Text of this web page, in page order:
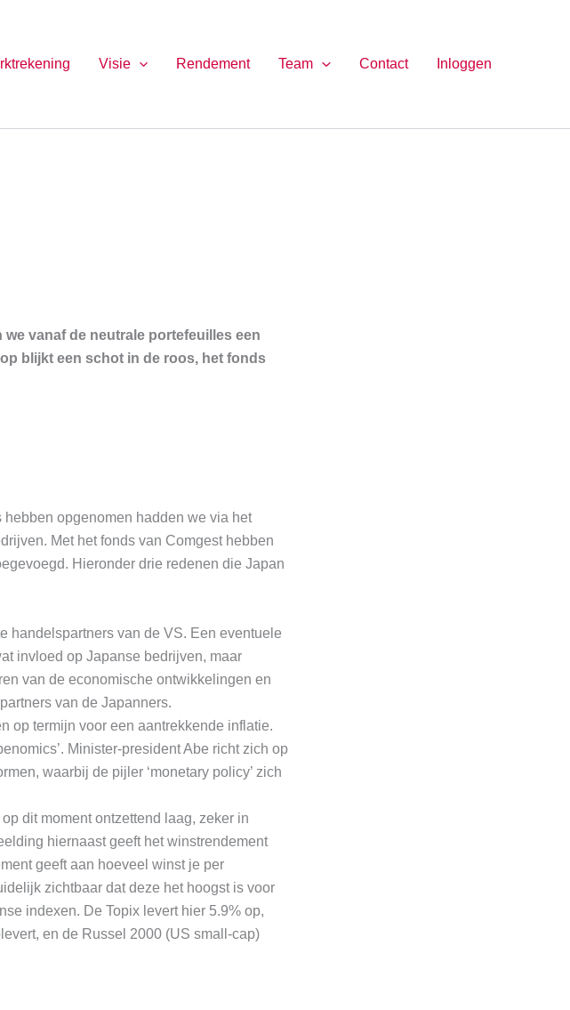
Visie Rendement Team Contact Inloggen
vanaf de neutrale portefeuilles een
blijkt een schot in de roos, het fonds
opgenomen hadden we via het
Met het fonds van Comgest hebben
Hieronder drie redenen die Japan
handelspartners van de VS. Een eventuele
invloed op Japanse bedrijven, maar
van de economische ontwikkelingen en
van de Japanners.
op termijn voor een aantrekkende inflatie.
Minister-president Abe richt zich op
waarbij de pijler ‘monetary policy’ zich
dit moment ontzettend laag, zeker in
hiernaast geeft het winstrendement
geeft aan hoeveel winst je per
zichtbaar dat deze het hoogst is voor
indexen. De Topix levert hier 5.9% op,
en de Russel 2000 (US small-cap)